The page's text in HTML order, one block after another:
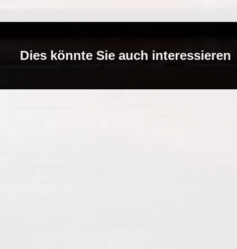
Dies könnte Sie auch interessieren